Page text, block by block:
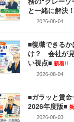
と一緒に解決！
2026-08-04
■復職できるか
け？ 会社が
い視点■ 新着!!
2026-08-04
■ガラッと賃
2026年度版■
2026-08-03